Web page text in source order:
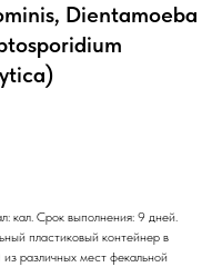
Dientamoeba
кал. Срок выполнения: 9 дней.
пластиковый контейнер в
различных мест фекальной